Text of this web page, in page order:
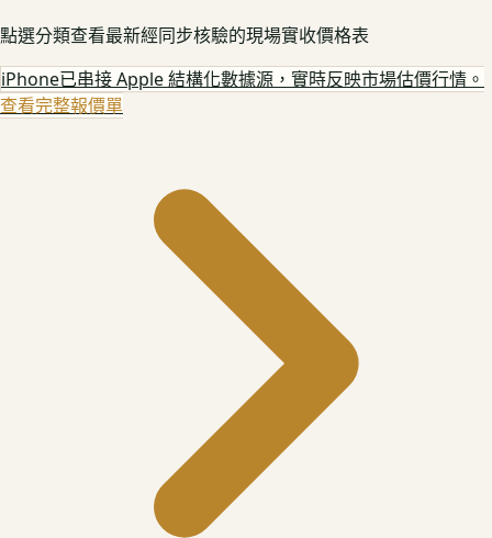
點選分類查看最新經同步核驗的現場實收價格表
iPhone已串接 Apple 結構化數據源，實時反映市場估價行情。
查看完整報價單